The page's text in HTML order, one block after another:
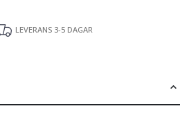
LEVERANS 3-5 DAGAR